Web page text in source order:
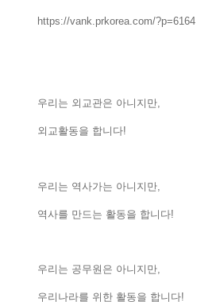
https://vank.prkorea.com/?p=6164
우리는 외교관은 아니지만,
외교활동을 합니다!
우리는 역사가는 아니지만,
역사를 만드는 활동을 합니다!
우리는 공무원은 아니지만,
우리나라를 위한 활동을 합니다!